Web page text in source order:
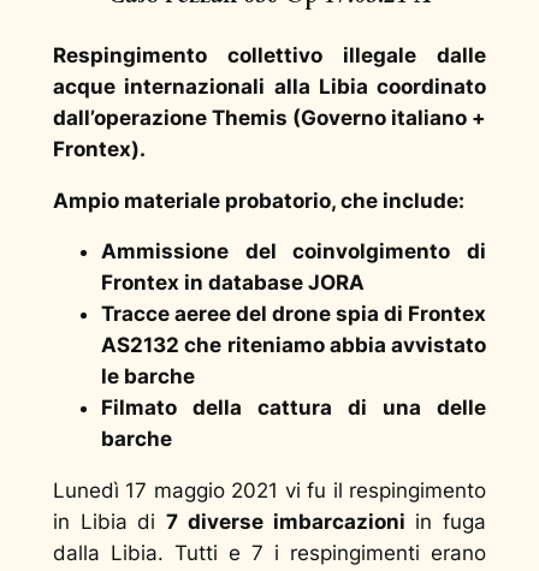
Respingimento collettivo illegale dalle
acque internazionali alla Libia coordinato
dall’operazione Themis (Governo italiano +
Frontex).
Ampio materiale probatorio, che include:
Ammissione del coinvolgimento di
Frontex in database JORA
Tracce aeree del dronespia di Frontex
AS2132 che riteniamo abbia avvistato
le barche
Filmato della cattura di una delle
barche
Lunedì 17 maggio 2021 vi fu il respingimento
in Libia di7 diverse imbarcazioni in fuga
dalla Libia. Tutti e 7 i respingimenti erano